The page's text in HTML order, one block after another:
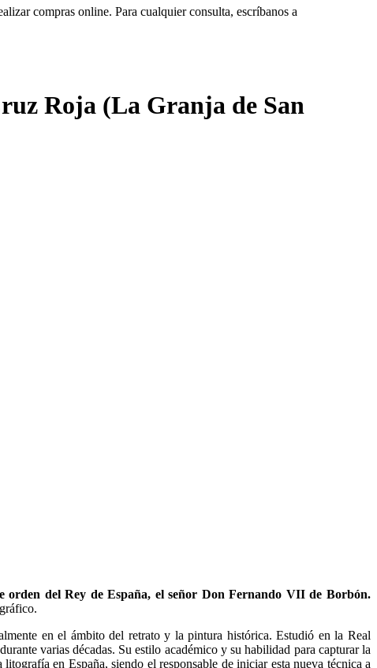
compras online. Para cualquier consulta, escríbanos a
Roja (La Granja de San
orden del Rey de España, el señor Don Fernando VII de Borbón.
en el ámbito del retrato y la pintura histórica. Estudió en la Real
varias décadas. Su estilo académico y su habilidad para capturar la
en España, siendo el responsable de iniciar esta nueva técnica a